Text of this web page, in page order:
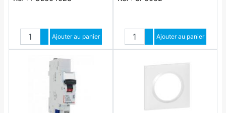
Quantité
Augmenter quantité
Diminuer quantité
Ajouter au panier Quantité
Augmenter quantité
Diminuer quantité
Ajouter au panier